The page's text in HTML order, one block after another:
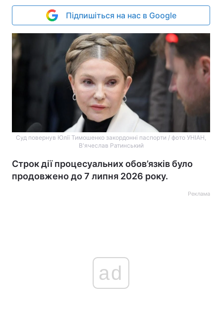
Підпишіться на нас в Google
Суд повернув Юлії Тимошенко закордонні паспорти / фото УНІАН,
В'ячеслав Ратинський
Строк дії процесуальних обов’язків було
продовжено до 7 липня 2026 року.
Реклама
ad